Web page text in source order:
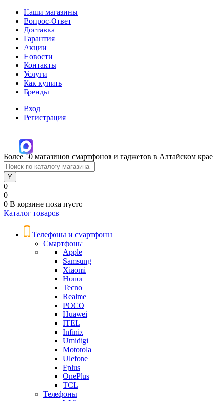
Наши магазины
Вопрос-Ответ
Доставка
Гарантия
Акции
Новости
Контакты
Услуги
Как купить
Бренды
Вход
Регистрация
Более 50 магазинов смартфонов и гаджетов в Алтайском крае
0
0
0 В корзине пока пусто
Каталог товаров
Телефоны и смартфоны
Смартфоны
Apple
Samsung
Xiaomi
Honor
Tecno
Realme
POCO
Huawei
ITEL
Infinix
Umidigi
Motorola
Ulefone
Fplus
OnePlus
TCL
Телефоны